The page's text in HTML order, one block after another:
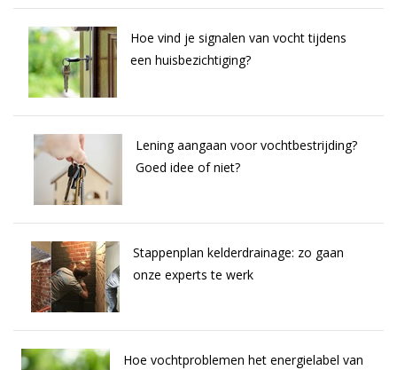
Hoe vind je signalen van vocht tijdens
een huisbezichtiging?
Lening aangaan voor vochtbestrijding?
Goed idee of niet?
Stappenplan kelderdrainage: zo gaan
onze experts te werk
Hoe vochtproblemen het energielabel van